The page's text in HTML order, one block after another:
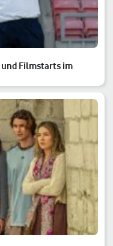
und Filmstarts im